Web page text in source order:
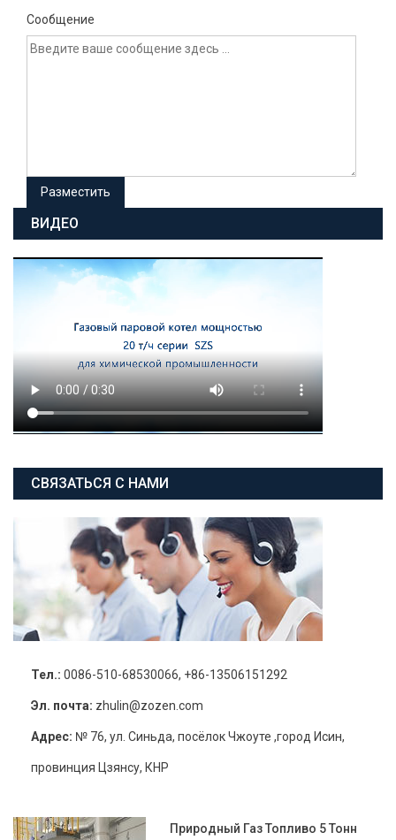
Сообщение
ВИДЕО
СВЯЗАТЬСЯ С НАМИ
Тел.: 0086-510-68530066, +86-13506151292
Эл. почта: zhulin@zozen.com
Адрес: № 76, ул. Синьда, посёлок Чжоуте ,город Исин,
провинция Цзянсу, КНР
Природный Газ Топливо 5 Тонн